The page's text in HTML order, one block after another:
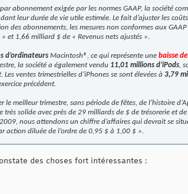
abonnement exigée par les normes GAAP, la société
leur durée de vie utile estimée. Le fait d’ajuster les
des abonnements, les mesures non conformes aux
et 1,66 milliard $ de « Revenus nets ajustés ».
d’ordinateurs Macintosh®, ce qui représente une baisse
la société a également vendu 11,01 millions d’iPods,
ventes trimestrielles d’iPhones se sont élevées à 3,79
précédent.
le meilleur trimestre, sans période de fêtes, de l’histoire
très solide avec près de 29 milliards de $ de trésorerie et
nous attendons un chiffre d’affaires qui devrait se
action diluée de l’ordre de 0,95 $ à 1,00 $ ».
des choses fort intéressantes :